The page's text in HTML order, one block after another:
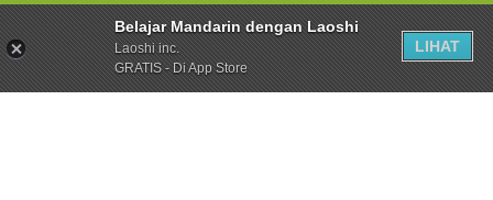
Belajar Mandarin dengan Laoshi
Laoshi inc.
GRATIS - Di App Store
LIHAT